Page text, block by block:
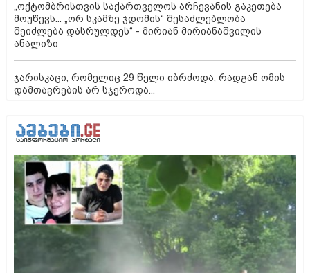
„ოქტომბრისთვის საქართველოს არჩევანის გაკეთება
მოუწევს... „ორ სკამზე ჯდომის“ შესაძლებლობა
შეიძლება დასრულდეს“ - მირიან მირიანაშვილის
ანალიზი
ჯარისკაცი, რომელიც 29 წელი იბრძოდა, რადგან ომის
დამთავრების არ სჯეროდა...